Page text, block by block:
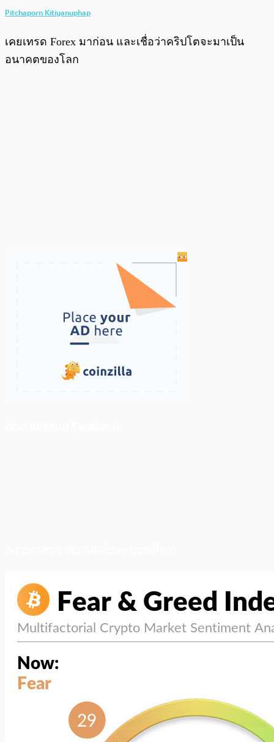
Pitchaporn Kitiyanuphap
เคยเทรด Forex มาก่อน และเชื่อว่าคริปโตจะมาเป็น
อนาคตของโลก